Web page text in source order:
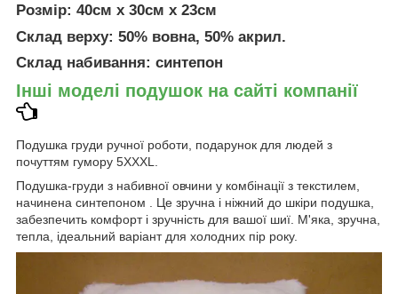
Розмір: 40см х 30см х 23см
Склад верху: 50% вовна, 50% акрил.
Склад набивання: синтепон
Інші моделі подушок на сайті компанії
Подушка груди ручної роботи, подарунок для людей з
почуттям гумору 5XXXL.
Подушка-груди з набивної овчини у комбінації з текстилем,
начинена синтепоном . Це зручна і ніжний до шкіри подушка,
забезпечить комфорт і зручність для вашої шиї. М'яка, зручна,
тепла, ідеальний варіант для холодних пір року.